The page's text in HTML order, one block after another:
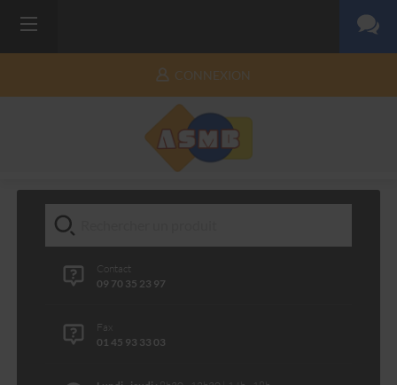
CONNEXION
Contact
09 70 35 23 97
Fax
01 45 93 33 03